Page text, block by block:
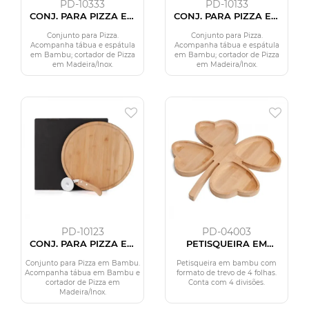
PD-10333
CONJ. PARA PIZZA EM
Conjunto para Pizza.
Acompanha tábua e espátula
em Bambu; cortador de Pizza
em Madeira/Inox.
PD-10133
CONJ. PARA PIZZA EM
3 PÇS
Conjunto para Pizza.
Acompanha tábua e espátula
em Bambu; cortador de Pizza
em Madeira/Inox.
PD-10123
CONJ. PARA PIZZA EM
2 PÇS.
Conjunto para Pizza em Bambu.
Acompanha tábua em Bambu e
cortador de Pizza em
Madeira/Inox.
PD-04003
PETISQUEIRA EM
DE TREVO DE 4
FOLHAS
Petisqueira em bambu com
formato de trevo de 4 folhas.
Conta com 4 divisões.